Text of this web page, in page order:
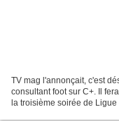
TV mag l'annonçait, c'est
consultant foot sur C+. Il
la troisième soirée de